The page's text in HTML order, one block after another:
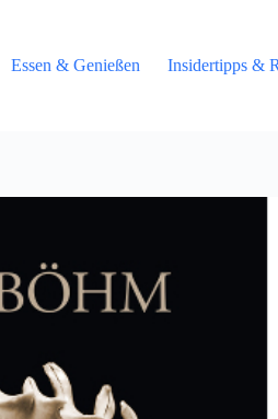
Essen & Genießen Insidertipps &